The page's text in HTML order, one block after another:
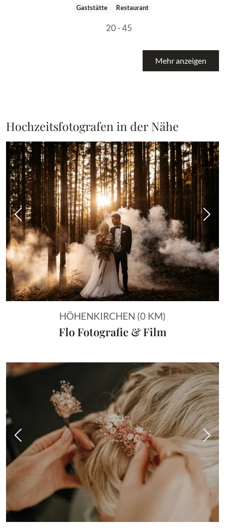
Gaststätte Restaurant
20 - 45
Mehr anzeigen
Hochzeitsfotografen in der Nähe
Vorheriges Bild
HÖHENKIRCHEN (0 KM)
Flo Fotografie & Film
Vorheriges Bild